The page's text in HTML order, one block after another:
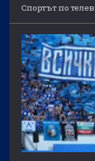
Спортът по